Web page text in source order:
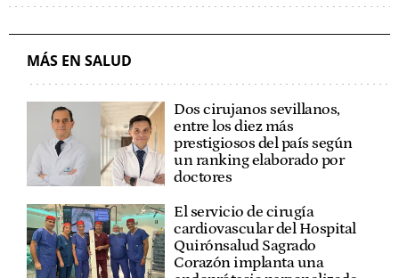
MÁS EN SALUD
Dos cirujanos sevillanos,
entre los diez más
prestigiosos del país según
un ranking elaborado por
doctores
El servicio de cirugía
cardiovascular del Hospital
Quirónsalud Sagrado
Corazón implanta una